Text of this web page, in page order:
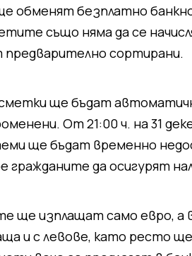
обменят безплатно
също няма да се
предварително сортирани.
сметки ще бъдат
От 21:00 ч. на 31
ще бъдат временно
гражданите да осигурят
ще изплащат само евро, а
и с левове, като ресто